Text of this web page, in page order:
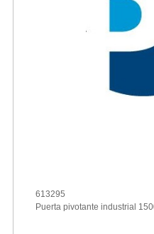
613295
Puerta pivotante industrial